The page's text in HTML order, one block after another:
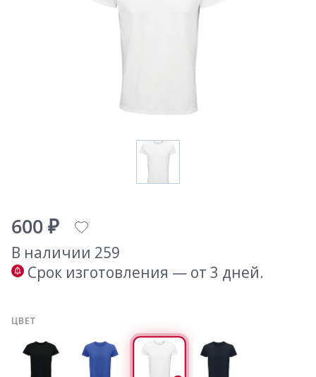
600 ₽
В наличии 259
Срок изготовления — от 3 дней.
ЦВЕТ